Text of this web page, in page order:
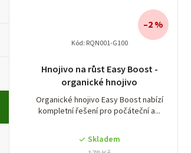
Hnojivo na růst Easy Boost -
organické hnojivo
Organické hnojivo Easy Boost nabízí
kompletní řešení pro počáteční a...
Skladem
–2 %
Kód: RQN001-G100